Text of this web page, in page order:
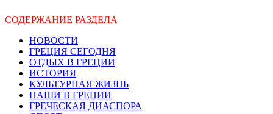
СОДЕРЖАНИЕ РАЗДЕЛА
НОВОСТИ
ГРЕЦИЯ СЕГОДНЯ
ОТДЫХ В ГРЕЦИИ
ИСТОРИЯ
КУЛЬТУРНАЯ ЖИЗНЬ
НАШИ В ГРЕЦИИ
ГРЕЧЕСКАЯ ДИАСПОРА